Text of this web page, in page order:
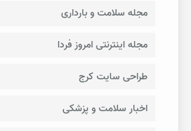
مجله سلامت و بارداری
مجله اینترنتی امروز فردا
طراحی سایت کرج
اخبار سلامت و پزشکی